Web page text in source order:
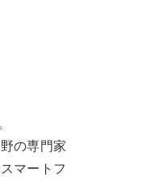
の専門家
マートフ